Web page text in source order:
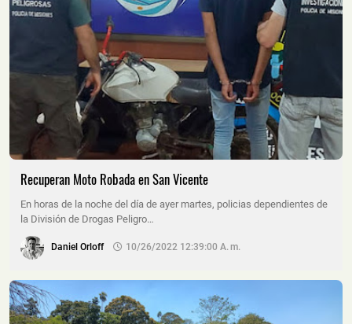
Recuperan Moto Robada en San Vicente
En horas de la noche del día de ayer martes, policias dependientes de
la División de Drogas Peligro…
Daniel Orloff 10/26/2022 12:39:00 A. M.